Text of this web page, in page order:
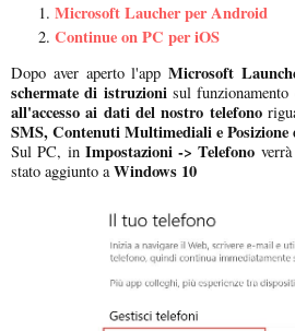
Microsoft Laucher per Android
Continue on PC per iOS
Dopo aver aperto l'app Microsoft
schermate di istruzioni sul
all'accesso ai dati del nostro telefono
SMS, Contenuti Multimediali e Posizione
Sul PC, inImpostazioni -> Telefono
stato aggiunto a Windows 10